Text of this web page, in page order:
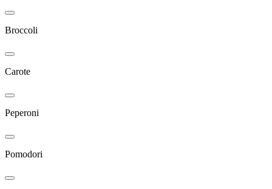
Broccoli
Carote
Peperoni
Pomodori